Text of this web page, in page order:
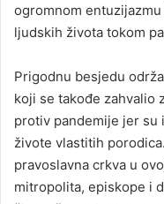
ogromnom
ljudskih života tokom
Prigodnu besjedu
koji se takođe zahvalio
protiv pandemije jer su
živote vlastitih
pravoslavna crkva u
mitropolita, episkope i